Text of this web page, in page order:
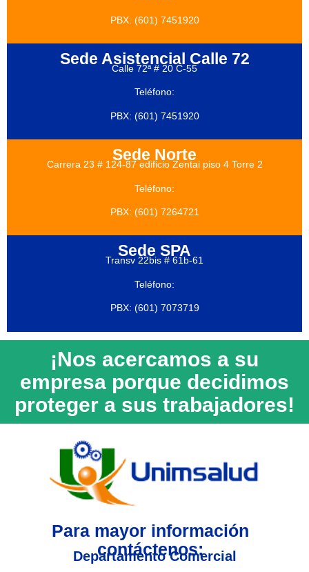
PBX: (601) 7451920
Sede Asistencial Calle 72
Calle 72ª # 20 C-55
Teléfono:
PBX: (601) 7451920
Sede Norte
Carrera 23 # 124-87 edificio Zentai piso 4 Torre 2
Teléfono:
PBX: (601) 7264721
Sede SPA
Transv 22bis # 61b-61
Teléfono:
PBX: (601) 7073719
¡Nos acercamos a su
empresa porque decidimos
proteger a sus trabajadores!
Para mayor información
contáctenos:
Departamento Comercial